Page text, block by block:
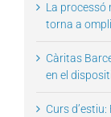
La processó
torna a
Càritas
en el
Curs